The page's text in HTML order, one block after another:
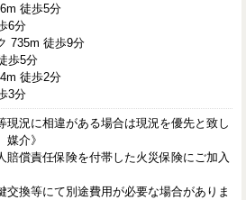
徒歩5分
6分
735m 徒歩9分
歩5分
徒歩2分
3分
況に相違がある場合は現況を優先と致し
介》
償責任保険を付帯した火災保険にご加入
換等にて別途費用が必要な場合がありま